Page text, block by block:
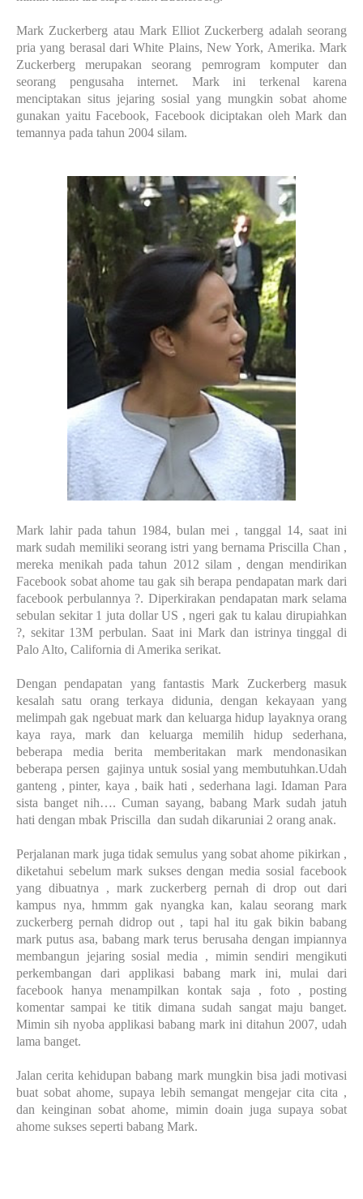
Mark Zuckerberg atau Mark Elliot Zuckerberg adalah seorang
pria yang berasal dari White Plains, New York, Amerika. Mark
Zuckerberg merupakan seorang pemrogram komputer dan
seorang pengusaha internet. Mark ini terkenal karena
menciptakan situs jejaring sosial yang mungkin sobat ahome
gunakan yaitu Facebook, Facebook diciptakan oleh Mark dan
temannya pada tahun 2004 silam.
Mark lahir pada tahun 1984, bulan mei , tanggal 14, saat ini
mark sudah memiliki seorang istri yang bernama Priscilla Chan ,
mereka menikah pada tahun 2012 silam , dengan mendirikan
Facebook sobat ahome tau gak sih berapa pendapatan mark dari
facebook perbulannya ?. Diperkirakan pendapatan mark selama
sebulan sekitar 1 juta dollar US , ngeri gak tu kalau dirupiahkan
?, sekitar 13M perbulan. Saat ini Mark dan istrinya tinggal di
Palo Alto, California di Amerika serikat.
Dengan pendapatan yang fantastis Mark Zuckerberg masuk
kesalah satu orang terkaya didunia, dengan kekayaan yang
melimpah gak ngebuat mark dan keluarga hidup layaknya orang
kaya raya, mark dan keluarga memilih hidup sederhana,
beberapa media berita memberitakan mark mendonasikan
beberapa persen
gajinya untuk sosial yang membutuhkan.Udah
ganteng , pinter, kaya , baik hati , sederhana lagi. Idaman Para
sista banget nih…. Cuman sayang, babang Mark sudah jatuh
hati dengan mbak Priscilla dan sudah dikaruniai 2 orang anak.
Perjalanan mark juga tidak semulus yang sobat ahome pikirkan ,
diketahui sebelum mark sukses dengan media sosial facebook
yang dibuatnya , mark zuckerberg pernah di drop out dari
kampus nya, hmmm gak nyangka kan, kalau seorang mark
zuckerberg pernah didrop out , tapi hal itu gak bikin babang
mark putus asa, babang mark terus berusaha dengan impiannya
membangun jejaring sosial media , mimin sendiri mengikuti
perkembangan dari applikasi babang mark ini, mulai dari
facebook hanya menampilkan kontak saja , foto , posting
komentar sampai ke titik dimana sudah sangat maju banget.
Mimin sih nyoba applikasi babang mark ini ditahun 2007, udah
lama banget.
Jalan cerita kehidupan babang mark mungkin bisa jadi motivasi
buat sobat ahome, supaya lebih semangat mengejar cita cita ,
dan keinginan sobat ahome, mimin doain juga supaya sobat
ahome sukses seperti babang Mark.